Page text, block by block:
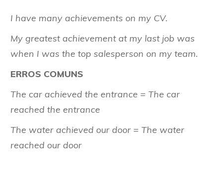
I have many achievements on my CV.
My greatest achievement at my last job was
when I was the top salesperson on my team.
ERROS COMUNS
The car achieved the entrance = The car
reached the entrance
The water achieved our door = The water
reached our door